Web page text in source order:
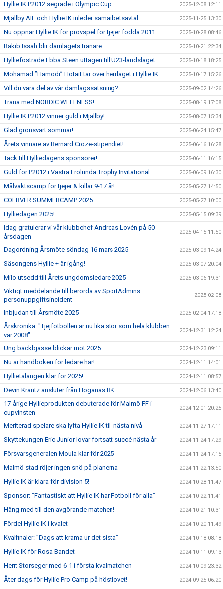
Hyllie IK P2012 segrade i Olympic Cup 2025-12-08 12:11
Mjällby AIF och Hyllie IK inleder samarbetsavtal 2025-11-25 13:30
Nu öppnar Hyllie IK för provspel för tjejer födda 2011 2025-10-28 08:46
Rakib Issah blir damlagets tränare 2025-10-21 22:34
Hylliefostrade Ebba Steen uttagen till U23-landslaget 2025-10-18 18:25
Mohamad ”Hamodi” Hotait tar över herrlaget i Hyllie IK 2025-10-17 15:26
Vill du vara del av vår damlagssatsning? 2025-09-02 14:26
Träna med NORDIC WELLNESS! 2025-08-19 17:08
Hyllie IK P2012 vinner guld i Mjällby! 2025-08-07 15:34
Glad grönsvart sommar! 2025-06-24 15:47
Årets vinnare av Bernard Croze-stipendiet! 2025-06-16 16:28
Tack till Hylliedagens sponsorer! 2025-06-11 16:15
Guld för P2012 i Västra Frölunda Trophy Invitational 2025-06-09 16:30
Målvaktscamp för tjejer & killar 9-17 år! 2025-05-27 14:50
COERVER SUMMERCAMP 2025 2025-05-27 10:00
Hylliedagen 2025! 2025-05-15 09:39
Idag gratulerar vi vår klubbchef Andreas Lovén på 50-
årsdagen
2025-04-15 11:50
Dagordning Årsmöte söndag 16 mars 2025 2025-03-09 14:24
Säsongens Hyllie + är igång! 2025-03-07 20:04
Milo utsedd till Årets ungdomsledare 2025 2025-03-06 19:31
Viktigt meddelande till berörda av SportAdmins
personuppgiftsincident
2025-02-08
Inbjudan till Årsmöte 2025 2025-02-04 17:18
Årskrönika: "Tjejfotbollen är nu lika stor som hela klubben
var 2008"
2024-12-31 12:24
Ung backbjässe blickar mot 2025 2024-12-23 09:11
Nu är handboken för ledare här! 2024-12-11 14:01
Hyllietalangen klar för 2025! 2024-12-11 08:57
Devin Krantz ansluter från Höganäs BK 2024-12-06 13:40
17-årige Hyllieprodukten debuterade för Malmö FF i
cupvinsten
2024-12-01 20:25
Meriterad spelare ska lyfta Hyllie IK till nästa nivå 2024-11-27 17:11
Skyttekungen Eric Junior lovar fortsatt succé nästa år 2024-11-24 17:29
Försvarsgeneralen Moula klar för 2025 2024-11-24 17:15
Malmö stad röjer ingen snö på planerna 2024-11-22 13:50
Hyllie IK är klara för division 5! 2024-10-28 11:47
Sponsor: ”Fantastiskt att Hyllie IK har Fotboll för alla” 2024-10-22 11:41
Häng med till den avgörande matchen! 2024-10-21 10:31
Fördel Hyllie IK i kvalet 2024-10-20 11:49
Kvalfinaler: ”Dags att krama ur det sista” 2024-10-18 08:18
Hyllie IK för Rosa Bandet 2024-10-11 09:13
Herr: Storseger med 6-1 i första kvalmatchen 2024-10-09 23:32
Åter dags för Hyllie Pro Camp på höstlovet! 2024-09-25 06:20